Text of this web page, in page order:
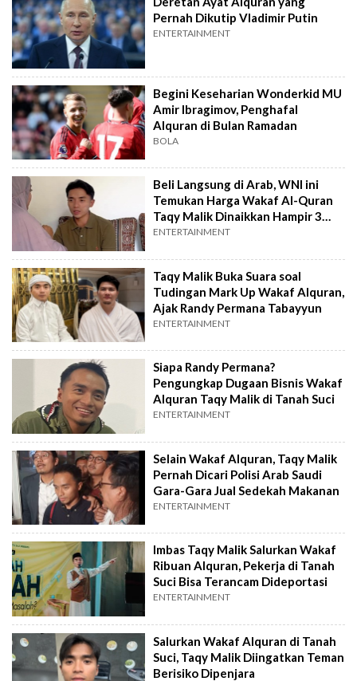
Pernah Dikutip Vladimir Putin
ENTERTAINMENT
Begini Keseharian Wonderkid MU
Amir Ibragimov, Penghafal
Alquran di Bulan Ramadan
BOLA
Beli Langsung di Arab, WNI ini
Temukan Harga Wakaf Al-Quran
Taqy Malik Dinaikkan Hampir 3
Kali Lipat
ENTERTAINMENT
Taqy Malik Buka Suara soal
Tudingan Mark Up Wakaf Alquran,
Ajak Randy Permana Tabayyun
ENTERTAINMENT
Siapa Randy Permana?
Pengungkap Dugaan Bisnis Wakaf
Alquran Taqy Malik di Tanah Suci
ENTERTAINMENT
Selain Wakaf Alquran, Taqy Malik
Pernah Dicari Polisi Arab Saudi
Gara-Gara Jual Sedekah Makanan
ENTERTAINMENT
Imbas Taqy Malik Salurkan Wakaf
Ribuan Alquran, Pekerja di Tanah
Suci Bisa Terancam Dideportasi
ENTERTAINMENT
Salurkan Wakaf Alquran di Tanah
Suci, Taqy Malik Diingatkan Teman
Berisiko Dipenjara